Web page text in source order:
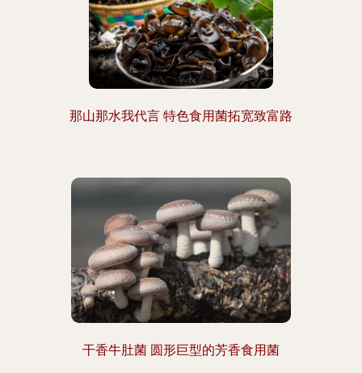
那山那水我代言 特色食用菌拓宽致富路
干香牛肚菌 圆形巨型的芳香食用菌